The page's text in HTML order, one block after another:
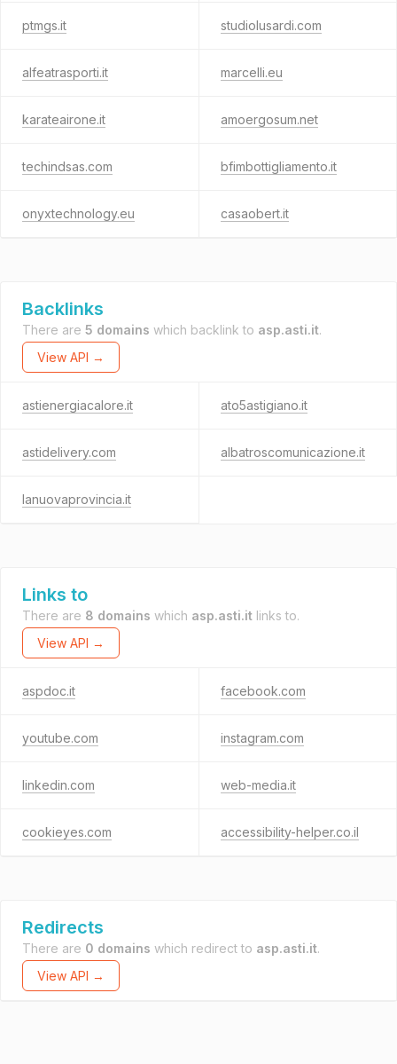
ptmgs.it studiolusardi.com
alfeatrasporti.it marcelli.eu
karateairone.it amoergosum.net
techindsas.com bfimbottigliamento.it
onyxtechnology.eu casaobert.it
Backlinks
There are 5 domains which backlink to asp.asti.it.
View API →
astienergiacalore.it ato5astigiano.it
astidelivery.com albatroscomunicazione.it
lanuovaprovincia.it
Links to
There are 8 domains which asp.asti.it links to.
View API →
aspdoc.it facebook.com
youtube.com instagram.com
linkedin.com web-media.it
cookieyes.com accessibility-helper.co.il
Redirects
There are 0 domains which redirect to asp.asti.it.
View API →